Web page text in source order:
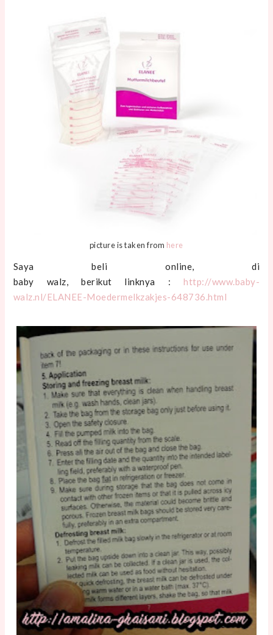
picture is taken from here
Saya beli online, di
baby walz, berikut linknya : http://www.baby-
walz.nl/ELANEE-Moedermelkzakjes-648736.html